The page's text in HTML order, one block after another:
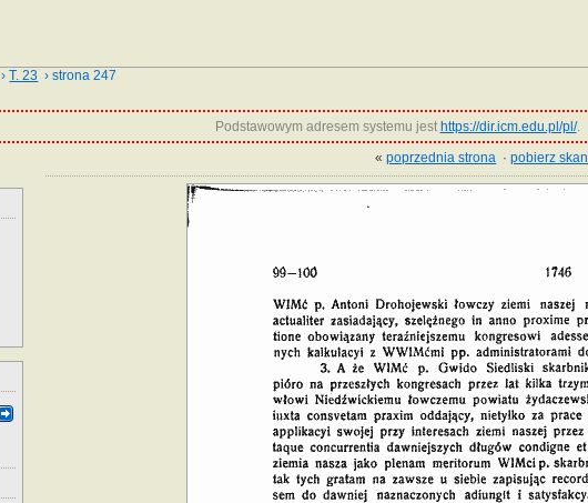
›T. 23 › strona 247
Podstawowym adresem systemu jest https://dir.icm.edu.pl/pl/.
«poprzednia strona ·pobierz skan